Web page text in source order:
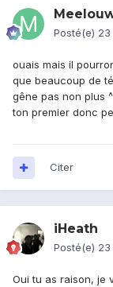
Posté(e) 23
ouais mais il
que beaucoup de
gêne pas non plus
ton premier donc
Citer
iHeath
Posté(e) 23
Oui tu as raison, je